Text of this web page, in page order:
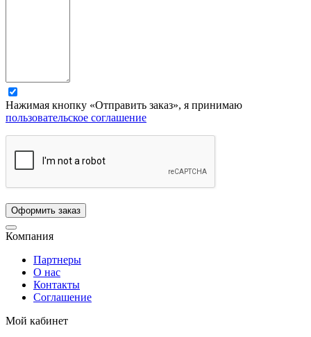
Нажимая кнопку «Отправить заказ», я принимаю
пользовательское соглашение
Компания
Партнеры
О нас
Контакты
Соглашение
Мой кабинет